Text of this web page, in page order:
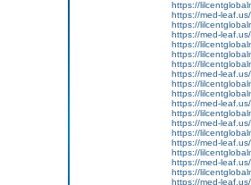
https://
https://med-leaf.us/
https://
https://med-leaf.us/
https://
https://
https://
https://med-leaf.us/
https://
https://
https://med-leaf.us/
https://
https://med-leaf.us/
https://
https://med-leaf.us/
https://
https://med-leaf.us/
https://
https://med-leaf.us/